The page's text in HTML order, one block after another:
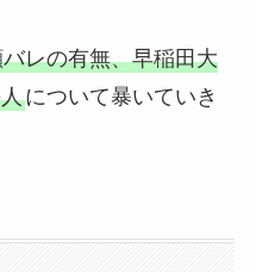
レの有無、早稲田大
について暴いていき